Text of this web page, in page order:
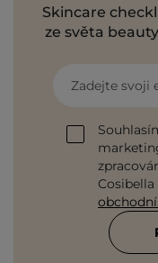
Skincare
ze světa
Zadejte svoji
Cosibella